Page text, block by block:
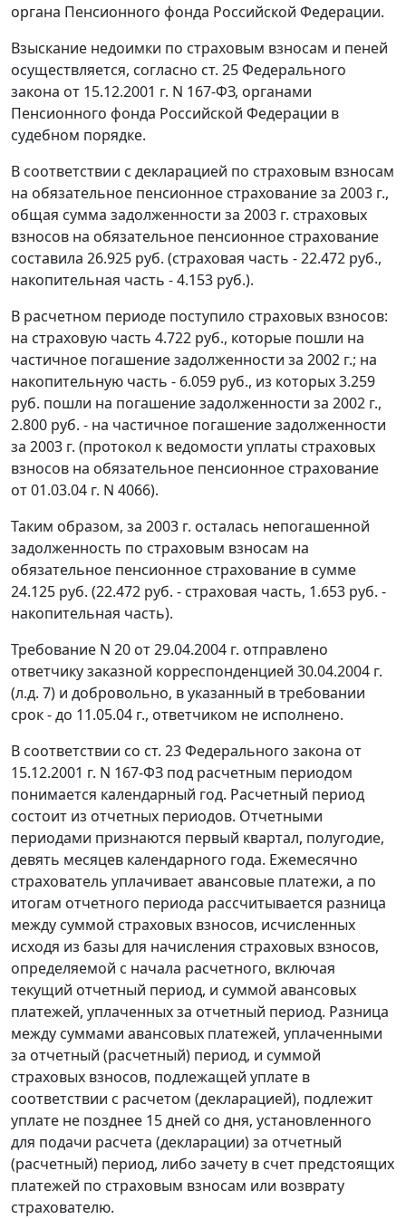
органа Пенсионного фонда Российской Федерации.
Взыскание недоимки по страховым взносам и пеней
осуществляется, согласно ст. 25Федерального
закона от 15.12.2001 г. N 167-ФЗ, органами
Пенсионного фонда Российской Федерации в
судебном порядке.
В соответствии с декларацией по страховым взносам
на обязательное пенсионное страхование за 2003 г.,
общая сумма задолженности за 2003 г. страховых
взносов на обязательное пенсионное страхование
составила 26.925 руб. (страховая часть - 22.472 руб.,
накопительная часть - 4.153 руб.).
В расчетном периоде поступило страховых взносов:
на страховую часть 4.722 руб., которые пошли на
частичное погашение задолженности за 2002 г.; на
накопительную часть - 6.059 руб., из которых 3.259
руб. пошли на погашение задолженности за 2002 г.,
2.800 руб. - на частичное погашение задолженности
за 2003 г. (протокол к ведомости уплаты страховых
взносов на обязательное пенсионное страхование
от 01.03.04 г. N 4066).
Таким образом, за 2003 г. осталась непогашенной
задолженность по страховым взносам на
обязательное пенсионное страхование в сумме
24.125 руб. (22.472 руб. - страховая часть, 1.653 руб. -
накопительная часть).
Требование N 20 от 29.04.2004 г. отправлено
ответчику заказной корреспонденцией 30.04.2004 г.
(л.д. 7) и добровольно, в указанный в требовании
срок - до 11.05.04 г., ответчиком не исполнено.
В соответствии со ст. 23Федерального закона от
15.12.2001 г. N 167-ФЗ под расчетным периодом
понимается календарный год. Расчетный период
состоит из отчетных периодов. Отчетными
периодами признаются первый квартал, полугодие,
девять месяцев календарного года. Ежемесячно
страхователь уплачивает авансовые платежи, а по
итогам отчетного периода рассчитывается разница
между суммой страховых взносов, исчисленных
исходя из базы для начисления страховых взносов,
определяемой с начала расчетного, включая
текущий отчетный период, и суммой авансовых
платежей, уплаченных за отчетный период. Разница
между суммами авансовых платежей, уплаченными
за отчетный (расчетный) период, и суммой
страховых взносов, подлежащей уплате в
соответствии с расчетом (декларацией), подлежит
уплате не позднее 15 дней со дня, установленного
для подачи расчета (декларации) за отчетный
(расчетный) период, либо зачету в счет предстоящих
платежей по страховым взносам или возврату
страхователю.